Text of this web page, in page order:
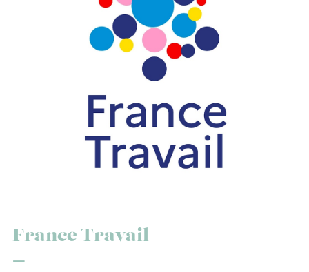
France Travail